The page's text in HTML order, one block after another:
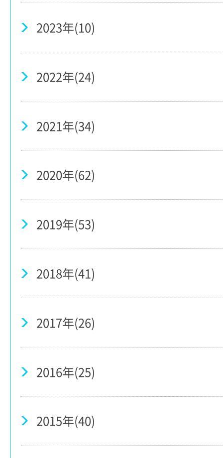
2023年(10)
2022年(24)
2021年(34)
2020年(62)
2019年(53)
2018年(41)
2017年(26)
2016年(25)
2015年(40)